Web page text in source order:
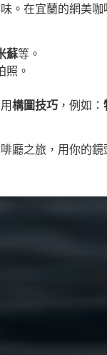
。在宜蘭的網美
蘇等。
照。
構圖技巧 ，例如：
廳之旅，用你的鏡